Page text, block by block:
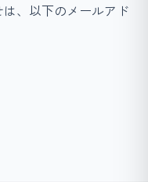
、以下のメールアド